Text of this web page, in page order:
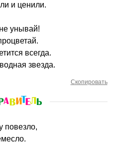
и ценили.
унывай!
всегда.
звезда.
Скопировать
повезло,